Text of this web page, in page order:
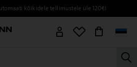
kõikidele tellimustele üle 120€!